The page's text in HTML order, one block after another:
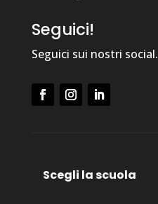
Seguici!
Seguici sui nostri social.
Scegli la scuola